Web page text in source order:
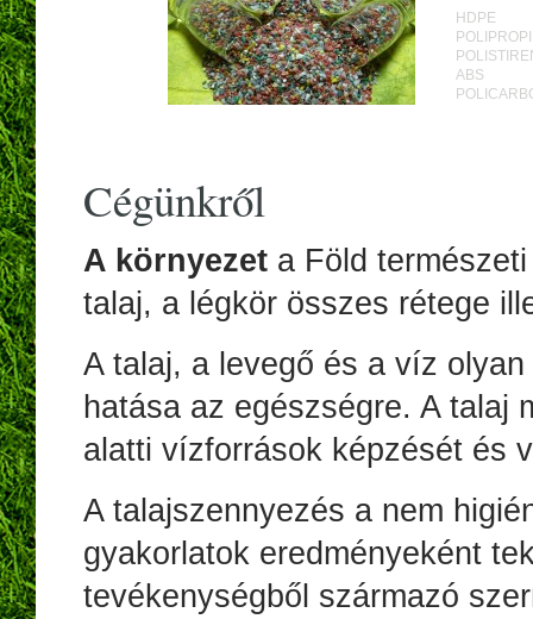
HDPE
ABS
Cégünkről
A környezet a Föld
talaj, a légkör összes rétege
A talaj, a levegő és a víz
hatása az egészségre. A talaj
alatti vízforrások képzését és
A talajszennyezés a nem
gyakorlatok eredményeként
tevékenységből származó